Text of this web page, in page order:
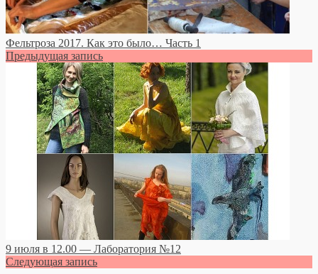
Фельтроза 2017. Как это было… Часть 1
Предыдущая запись
9 июля в 12.00 — Лаборатория №12
Следующая запись